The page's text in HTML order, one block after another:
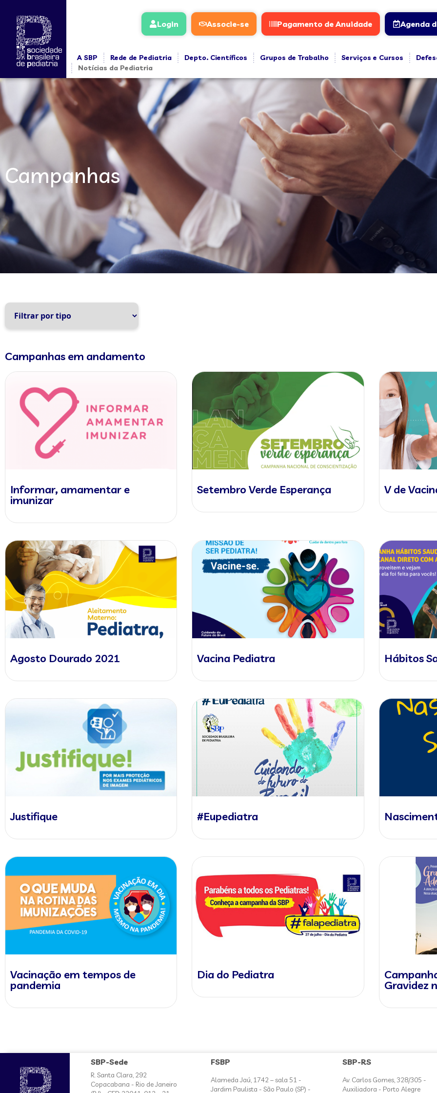
Login Associe-se Pagamento de Anuidade Agenda
A SBP Rede de Pediatria Depto. Científicos Grupos de Trabalho Serviços e Cursos
Notícias da Pediatria
Campanhas
Campanhas em andamento
Informar, amamentar e
imunizar
Setembro Verde Esperança V de
Agosto Dourado 2021 Vacina Pediatra Hábitos
Justifique #Eupediatra
Vacinação em tempos de
pandemia
Dia do Pediatra
Gravidez
SBP-Sede
R. Santa Clara, 292
Copacabana - Rio de Janeiro
FSBP
Alameda Jaú, 1742 – sala 51 -
Jardim Paulista - São Paulo (SP) -
SBP-RS
Av. Carlos Gomes, 328/305 -
Auxiliadora - Porto Alegre